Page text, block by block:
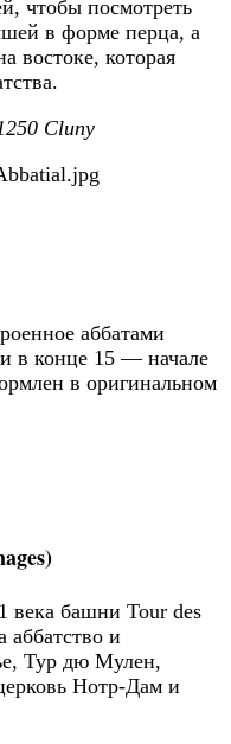
чтобы посмотреть
в форме перца, а
востоке, которая
Cluny
аббатами
в конце 15 — начале
в оригинальном
века башни Tour des
аббатство и
Тур дю Мулен,
Нотр-Дам и